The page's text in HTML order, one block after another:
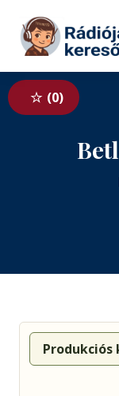
Tovább a
0